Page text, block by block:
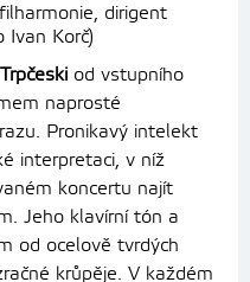
dirigent
Korč)
od vstupního
naprosté
Pronikavý intelekt
interpretaci, v níž
koncertu najít
Jeho klavírní tón a
od ocelově tvrdých
krůpěje. V každém